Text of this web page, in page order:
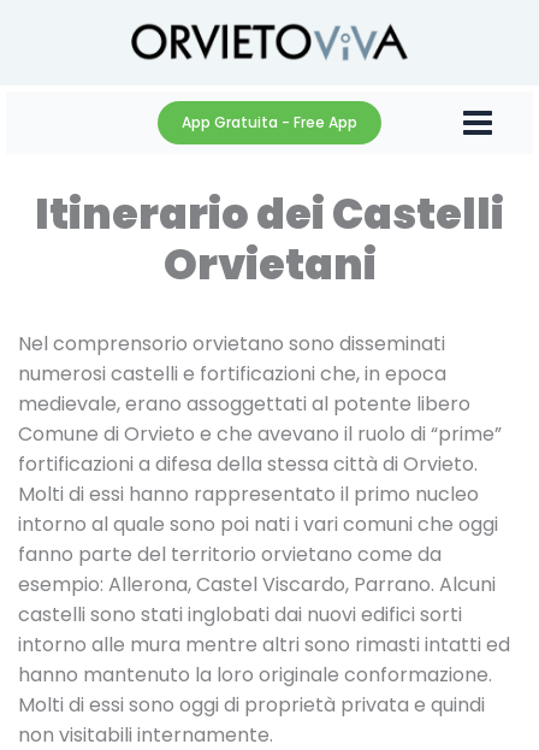
App Gratuita - Free App
Itinerario dei Castelli
Orvietani
Nel comprensorio orvietano sono disseminati
numerosi castelli e fortificazioni che, in epoca
medievale, erano assoggettati al potente libero
Comune di Orvieto e che avevano il ruolo di “prime”
fortificazioni a difesa della stessa città di Orvieto.
Molti di essi hanno rappresentato il primo nucleo
intorno al quale sono poi nati i vari comuni che oggi
fanno parte del territorio orvietano come da
esempio: Allerona, Castel Viscardo, Parrano. Alcuni
castelli sono stati inglobati dai nuovi edifici sorti
intorno alle mura mentre altri sono rimasti intatti ed
hanno mantenuto la loro originale conformazione.
Molti di essi sono oggi di proprietà privata e quindi
non visitabili internamente.